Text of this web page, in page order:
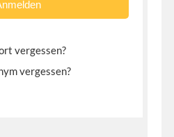
vergessen?
vergessen?